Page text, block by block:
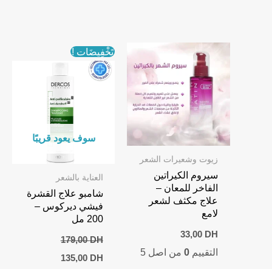
زيوت وشعيرات الشعر
سيروم الكيراتين
الفاخر للمعان –
علاج مكثف لشعر
لامع
33,00 DH
التقييم 0من اصل 5
تَخْفِيضَات !
سوف يعود قريبًا
العناية بالشعر
شامبو علاج القشرة
فيشي ديركوس –
200 مل
179,00DH
Original
135,00 DH